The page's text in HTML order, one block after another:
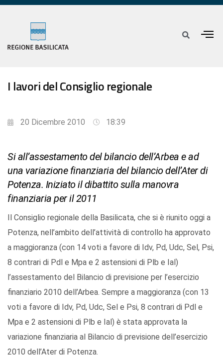
I lavori del Consiglio regionale
20 Dicembre 2010 18:39
Si all’assestamento del bilancio dell’Arbea e ad
una variazione finanziaria del bilancio dell’Ater di
Potenza. Iniziato il dibattito sulla manovra
finanziaria per il 2011
Il Consiglio regionale della Basilicata, che si è riunito oggi a
Potenza, nell’ambito dell’attività di controllo ha approvato
a maggioranza (con 14 voti a favore di Idv, Pd, Udc, Sel, Psi,
8 contrari di Pdl e Mpa e 2 astensioni di Plb e Ial)
l’assestamento del Bilancio di previsione per l’esercizio
finanziario 2010 dell’Arbea. Sempre a maggioranza (con 13
voti a favore di Idv, Pd, Udc, Sel e Psi, 8 contrari di Pdl e
Mpa e 2 astensioni di Plb e Ial) è stata approvata la
variazione finanziaria al Bilancio di previsione dell’esercizio
2010 dell’Ater di Potenza.